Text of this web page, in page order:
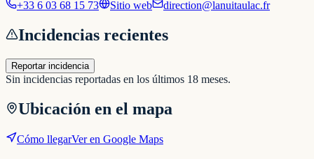
+33 6 03 68 15 73 Sitio web direction@lanuitaulac.fr
Incidencias recientes
Reportar incidencia
Sin incidencias reportadas en los últimos 18 meses.
Ubicación en el mapa
Cómo llegarVer en Google Maps